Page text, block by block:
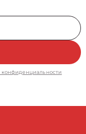
конфиденциальности